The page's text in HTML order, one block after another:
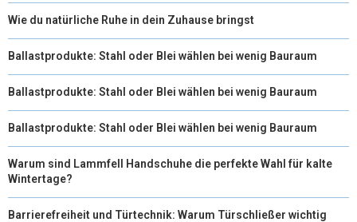
Wie du natürliche Ruhe in dein Zuhause bringst
Ballastprodukte: Stahl oder Blei wählen bei wenig Bauraum
Ballastprodukte: Stahl oder Blei wählen bei wenig Bauraum
Ballastprodukte: Stahl oder Blei wählen bei wenig Bauraum
Warum sind Lammfell Handschuhe die perfekte Wahl für kalte
Wintertage?
Barrierefreiheit und Türtechnik: Warum Türschließer wichtig